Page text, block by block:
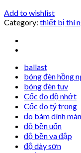
Add to wishlist
Category: thiết bị thí
ballast
bóng đèn hồng
bóng đèn tuv
Cốc đo độ nhớt
Cốc đo tỷ trọng
đo bám dính
độ bền uốn
độ bền va đập
độ dày sơn